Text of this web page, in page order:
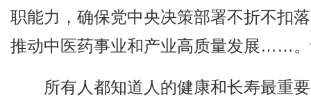
职能力，确保党中央决策部署不折不扣
推动中医药事业和产业高质量发展……
所有人都知道人的健康和长寿最重